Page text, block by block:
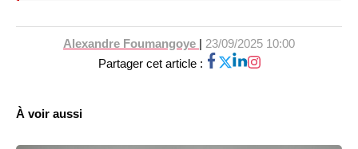
Alexandre Foumangoye | 23/09/2025 10:00
Partager cet article :
À voir aussi